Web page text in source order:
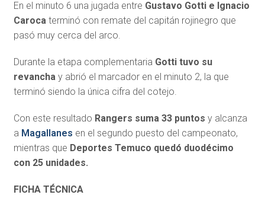
En el minuto 6 una jugada entre Gustavo Gotti e Ignacio
Carocaterminó con remate del capitán rojinegro que
pasó muy cerca del arco.
Durante la etapa complementaria Gotti tuvo su
revanchay abrió el marcador en el minuto 2, la que
terminó siendo la única cifra del cotejo.
Con este resultado Rangers suma 33 puntos y alcanza
a Magallanes en el segundo puesto del campeonato,
mientras que Deportes Temuco quedó duodécimo
con 25 unidades.
FICHA TÉCNICA